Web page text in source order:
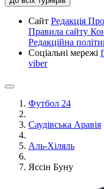
Сайт Редакція
Правила сайту
Редакційна
Соціальні мережі
viber
Футбол 24
Саудівська Аравія
Аль-Хіляль
Яссін Буну